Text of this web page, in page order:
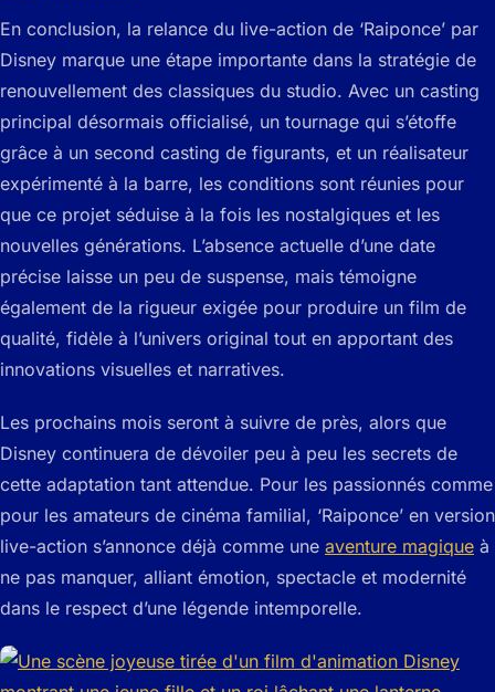
En conclusion, la relance du live-action de ‘Raiponce’ par
Disney marque une étape importante dans la stratégie de
renouvellement des classiques du studio. Avec un casting
principal désormais officialisé, un tournage qui s’étoffe
grâce à un second casting de figurants, et un réalisateur
expérimenté à la barre, les conditions sont réunies pour
que ce projet séduise à la fois les nostalgiques et les
nouvelles générations. L’absence actuelle d’une date
précise laisse un peu de suspense, mais témoigne
également de la rigueur exigée pour produire un film de
qualité, fidèle à l’univers original tout en apportant des
innovations visuelles et narratives.
Les prochains mois seront à suivre de près, alors que
Disney continuera de dévoiler peu à peu les secrets de
cette adaptation tant attendue. Pour les passionnés comme
pour les amateurs de cinéma familial, ‘Raiponce’ en version
live-action s’annonce déjà comme une aventure magique à
ne pas manquer, alliant émotion, spectacle et modernité
dans le respect d’une légende intemporelle.